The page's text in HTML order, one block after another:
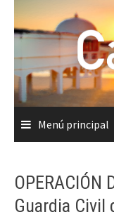
contenido
Menú principal
OPERACIÓN
Guardia Civil